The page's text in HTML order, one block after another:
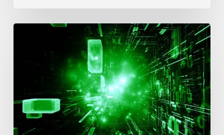
Fondations,
droits
des